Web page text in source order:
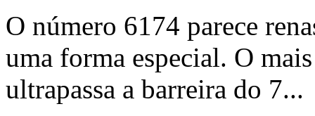
O número 6174 parece
uma forma especial. O
ultrapassa a barreira do 7...